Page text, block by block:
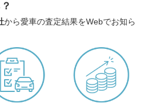
から愛車の査定結果をWebでお知ら